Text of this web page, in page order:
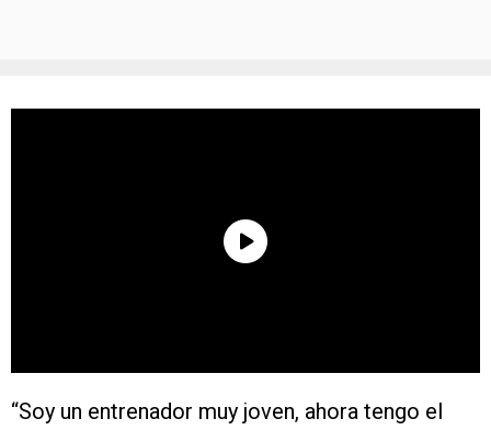
“Soy un entrenador muy joven, ahora tengo el